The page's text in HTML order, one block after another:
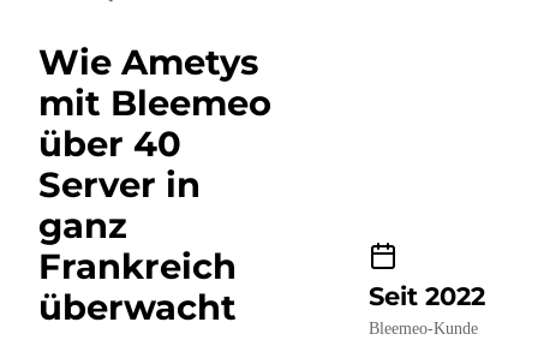
Wie Ametys
mit Bleemeo
über 40
Server in
ganz
Frankreich
überwacht
Seit 2022
Bleemeo-Kunde